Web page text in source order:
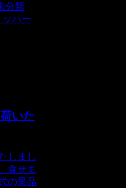
分類
ッパー
いた
しまし
食せま
の景品